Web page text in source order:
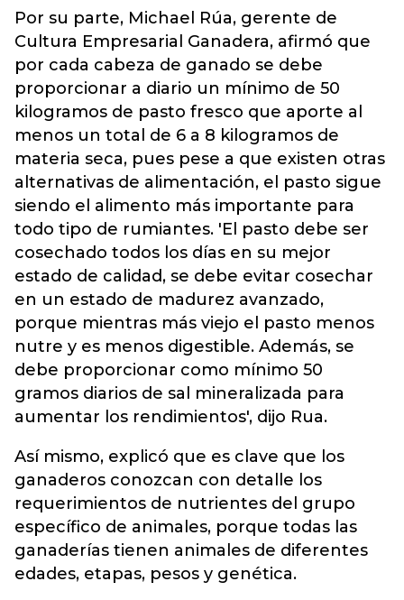
Por su parte, Michael Rúa, gerente de
Cultura Empresarial Ganadera, afirmó que
por cada cabeza de ganado se debe
proporcionar a diario un mínimo de 50
kilogramos de pasto fresco que aporte al
menos un total de 6 a 8 kilogramos de
materia seca, pues pese a que existen otras
alternativas de alimentación, el pasto sigue
siendo el alimento más importante para
todo tipo de rumiantes. 'El pasto debe ser
cosechado todos los días en su mejor
estado de calidad, se debe evitar cosechar
en un estado de madurez avanzado,
porque mientras más viejo el pasto menos
nutre y es menos digestible. Además, se
debe proporcionar como mínimo 50
gramos diarios de sal mineralizada para
aumentar los rendimientos', dijo Rua.
Así mismo, explicó que es clave que los
ganaderos conozcan con detalle los
requerimientos de nutrientes del grupo
específico de animales, porque todas las
ganaderías tienen animales de diferentes
edades, etapas, pesos y genética.